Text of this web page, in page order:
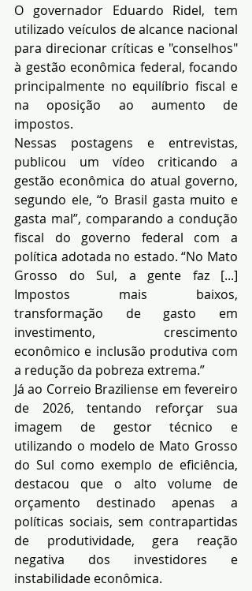
O governador Eduardo Ridel, tem
utilizado veículos de alcance nacional
para direcionar críticas e "conselhos"
à gestão econômica federal, focando
principalmente no equilíbrio fiscal e
na oposição ao aumento de
impostos.
Nessas postagens e entrevistas,
publicou um vídeo criticando a
gestão econômica do atual governo,
segundo ele, “o Brasil gasta muito e
gasta mal”, comparando a condução
fiscal do governo federal com a
política adotada no estado. “No Mato
Grosso do Sul, a gente faz [...]
Impostos mais baixos,
transformação de gasto em
investimento, crescimento
econômico e inclusão produtiva com
a redução da pobreza extrema.”
Já ao Correio Braziliense em fevereiro
de 2026, tentando reforçar sua
imagem de gestor técnico e
utilizando o modelo de Mato Grosso
do Sul como exemplo de eficiência,
destacou que o alto volume de
orçamento destinado apenas a
políticas sociais, sem contrapartidas
de produtividade, gera reação
negativa dos investidores e
instabilidade econômica.